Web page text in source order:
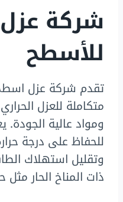
شركة
للأسطح
تقدم شركة عزل
متكاملة للعزل
ومواد عالية الجودة.
للحفاظ على درجة
وتقليل استهلاك
ذات المناخ الحار